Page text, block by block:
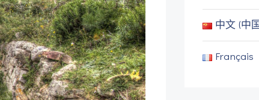
中文 (中
Français